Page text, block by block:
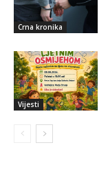
Crna kronika
Vijesti